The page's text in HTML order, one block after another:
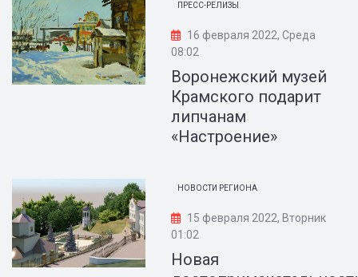
ПРЕСС-РЕЛИЗЫ
16 февраля 2022, Среда
08:02
Воронежский музей
Крамского подарит
липчанам
«Настроение»
НОВОСТИ РЕГИОНА
15 февраля 2022, Вторник
01:02
Новая